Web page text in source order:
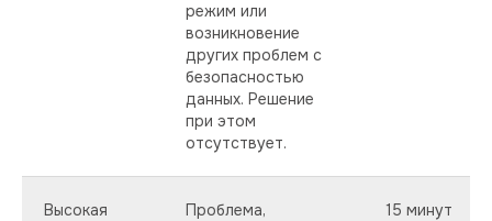
режим или
возникновение
других проблем с
безопасностью
данных. Решение
при этом
отсутствует.
Высокая
Проблема,
15 минут